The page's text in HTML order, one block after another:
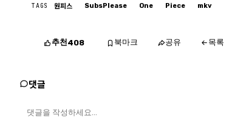
TAGS 원피스 SubsPlease One Piece mkv
추천408 북마크 공유 목록
댓글